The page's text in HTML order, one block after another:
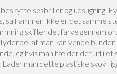
beskyttelsesbriller og udsugning.
så flammen ikke er det samme
skifter det farve gennem
at man kan vende
og hvis man hælder det ud i
man dette plastiske svovl